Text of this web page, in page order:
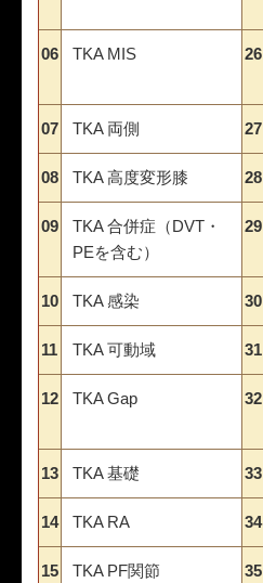
06 TKA MIS 26
07 TKA 両側 27
08 TKA 高度変形膝 28
09
TKA 合併症（DVT・
PEを含む）
29
10 TKA 感染 30
11 TKA 可動域 31
12 TKA Gap 32
13 TKA 基礎 33
14 TKA RA 34
15 TKA PF関節 35